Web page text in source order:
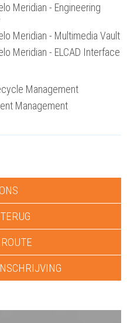
Meridian - Engineering
Meridian - Multimedia Vault
Meridian - ELCAD Interface
Management
Management